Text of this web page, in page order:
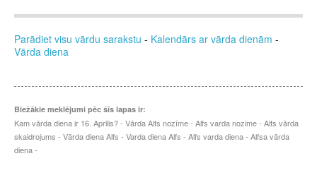
Parādiet visu vārdu sarakstu - Kalendārs ar vārda dienām -
Vārda diena
Biežākie meklējumi pēc šīs lapas ir:
Kam vārda diena ir 16. Aprilis? - Vārda Alfs nozīme - Alfs varda nozime - Alfs vārda
skaidrojums - Vārda diena Alfs - Varda diena Alfs - Alfs varda diena - Alfsa vārda
diena -